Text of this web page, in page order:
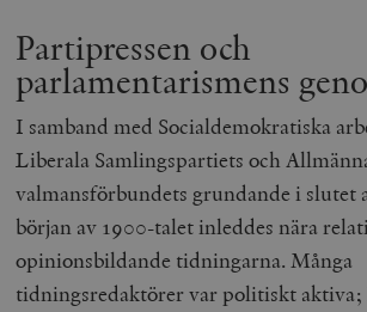
Partipressen och
parlamentarismens
I samband med Socialdemokratiska
Liberala Samlingspartiets och
valmansförbundets grundande i slutet
början av 1900-talet inleddes nära
opinionsbildande tidningarna. Många
tidningsredaktörer var politiskt